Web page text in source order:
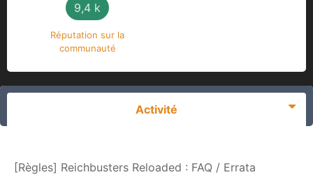
9,4 k
Réputation sur la
communauté
Activité
[Règles] Reichbusters Reloaded : FAQ / Errata